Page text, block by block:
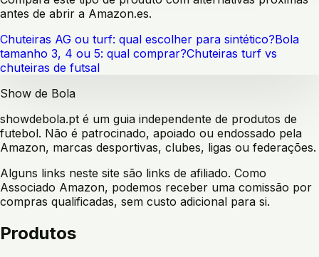
antes de abrir a Amazon.es.
Chuteiras AG ou turf: qual escolher para sintético?Bola
tamanho 3, 4 ou 5: qual comprar?Chuteiras turf vs
chuteiras de futsal
Show de Bola
showdebola.pt é um guia independente de produtos de
futebol. Não é patrocinado, apoiado ou endossado pela
Amazon, marcas desportivas, clubes, ligas ou federações.
Alguns links neste site são links de afiliado. Como
Associado Amazon, podemos receber uma comissão por
compras qualificadas, sem custo adicional para si.
Produtos